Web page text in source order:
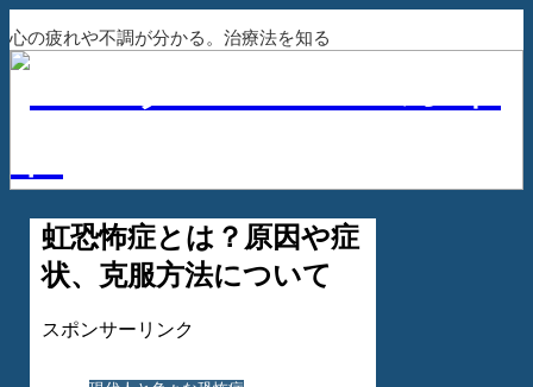
心の疲れや不調が分かる。治療法を知る
虹恐怖症とは？原因や症
状、克服方法について
スポンサーリンク